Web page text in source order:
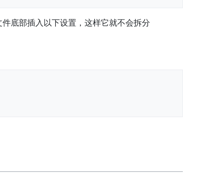
底部插入以下设置，这样它就不会拆分